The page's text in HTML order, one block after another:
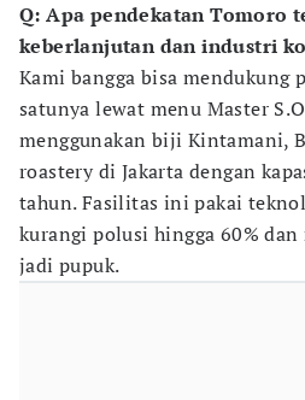
Q: Apa pendekatan Tomoro
keberlanjutan dan industri
Kami bangga bisa mendukung
satunya lewat menu Master
menggunakan biji Kintamani,
roastery di Jakarta dengan
tahun. Fasilitas ini pakai
kurangi polusi hingga 60%
jadi pupuk.